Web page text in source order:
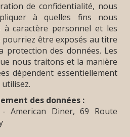
de confidentialité, nous
à quelles fins nous
caractère personnel et les
pourriez être exposés au titre
protection des données. Les
nous traitons et la manière
dépendent essentiellement
des données :
- American Diner,69 Route